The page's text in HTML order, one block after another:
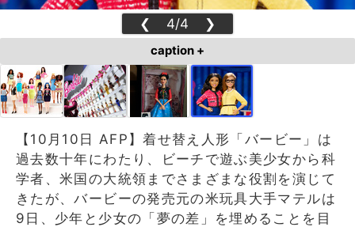
❮ 4/4 ❯
caption +
【10月10日 AFP】着せ替え人形「バービー」は
過去数十年にわたり、ビーチで遊ぶ美少女から科
学者、米国の大統領までさまざまな役割を演じて
きたが、バービーの発売元の米玩具大手マテルは
9日、少年と少女の「夢の差」を埋めることを目